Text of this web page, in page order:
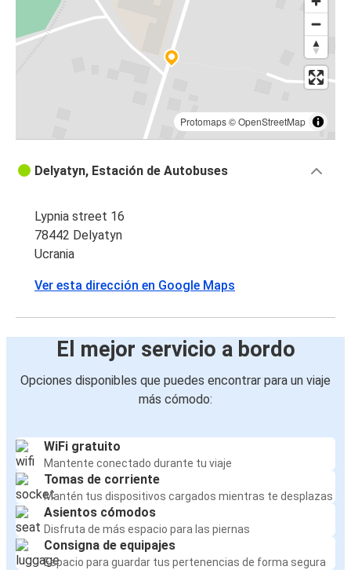
Protomaps©OpenStreetMap
Delyatyn, Estación de Autobuses
Lypnia street 16
78442 Delyatyn
Ucrania
Ver esta dirección en Google Maps
El mejor servicio a bordo
Opciones disponibles que puedes encontrar para un viaje
más cómodo:
WiFi gratuito
Mantente conectado durante tu viaje
Tomas de corriente
Mantén tus dispositivos cargados mientras te desplazas
Asientos cómodos
Disfruta de más espacio para las piernas
Consigna de equipajes
Espacio para guardar tus pertenencias de forma segura